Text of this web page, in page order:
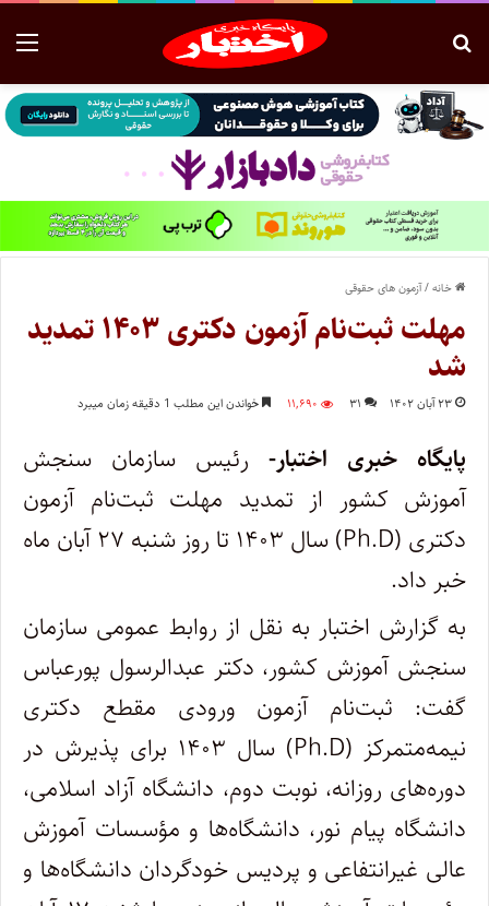
خانه/آزمون های حقوقی
مهلت ثبت‌نام آزمون دکتری ۱۴۰۳ تمدید
شد
۲۳ آبان ۱۴۰۲ ۳۱ ۱۱,۶۹۰ خواندن این مطلب 1 دقیقه زمان میبرد
پایگاه خبری اختبار- رئیس سازمان سنجش
آموزش کشور از تمدید مهلت ثبت‌نام آزمون
دکتری (Ph.D) سال ۱۴۰۳ تا روز شنبه ۲۷ آبان ماه
خبر داد.
به گزارش اختبار به نقل از روابط عمومی سازمان
سنجش آموزش کشور، دکتر عبدالرسول پورعباس
گفت: ثبت‌نام آزمون ورودی مقطع دکتری
نیمه‌متمرکز (Ph.D) سال ۱۴۰۳ برای پذیرش در
دوره‌های روزانه، نوبت دوم، دانشگاه آزاد اسلامی،
دانشگاه پیام نور، دانشگاه‌ها و مؤسسات آموزش
عالی غیرانتفاعی و پردیس خودگردان دانشگاه‌ها و